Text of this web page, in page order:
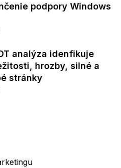
podpory Windows
analýza idenfikuje
hrozby, silné a
stránky